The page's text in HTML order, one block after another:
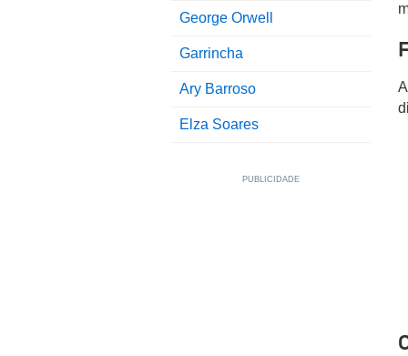
George Orwell
Garrincha
Ary Barroso
Elza Soares